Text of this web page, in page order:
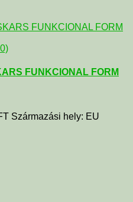
FUNKCIONAL FORM
Származási hely: EU